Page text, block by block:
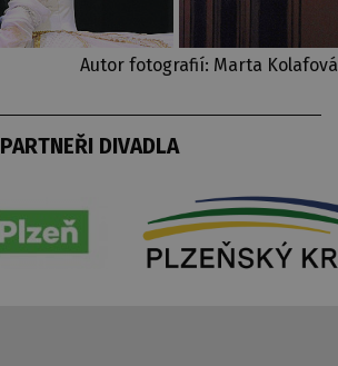
Autor fotografií: Marta Kolafová
PARTNEŘI DIVADLA